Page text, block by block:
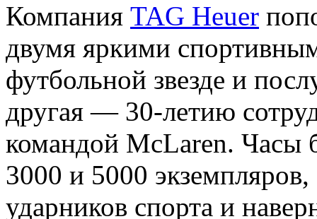
Компания TAG Heuer
двумя яркими
футбольной звезде и
другая — 30-летию
командой McLaren. Часы
3000 и 5000
ударников спорта и